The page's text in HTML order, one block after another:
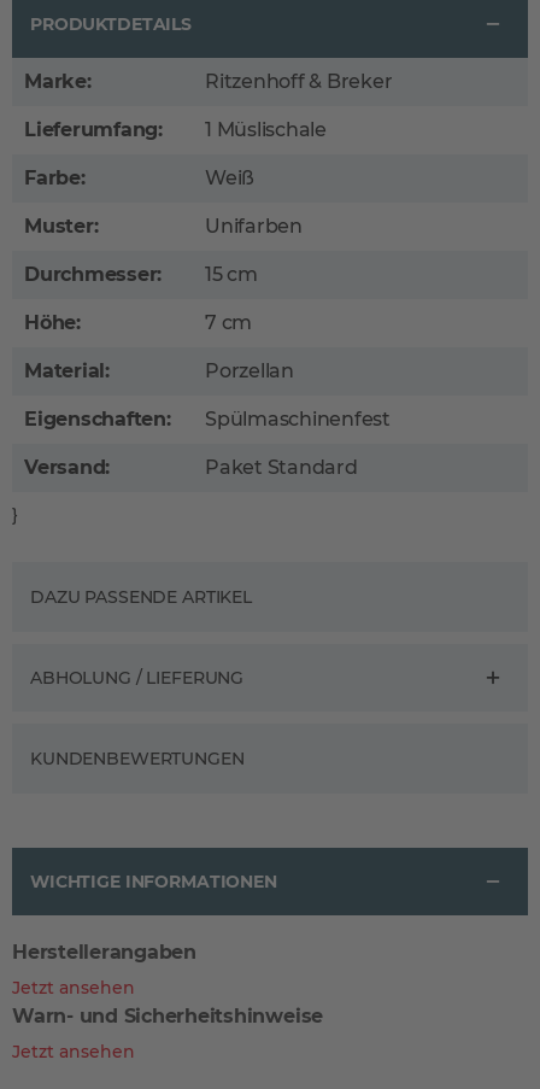
PRODUKTDETAILS
Marke: Ritzenhoff & Breker
Lieferumfang: 1 Müslischale
Farbe: Weiß
Muster: Unifarben
Durchmesser: 15 cm
Höhe: 7 cm
Material: Porzellan
Eigenschaften: Spülmaschinenfest
Versand: Paket Standard
}
DAZU PASSENDE ARTIKEL
ABHOLUNG / LIEFERUNG
KUNDENBEWERTUNGEN
WICHTIGE INFORMATIONEN
Herstellerangaben
Jetzt ansehen
Warn- und Sicherheitshinweise
Jetzt ansehen